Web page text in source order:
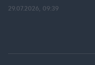
29.07.2026, 09:39